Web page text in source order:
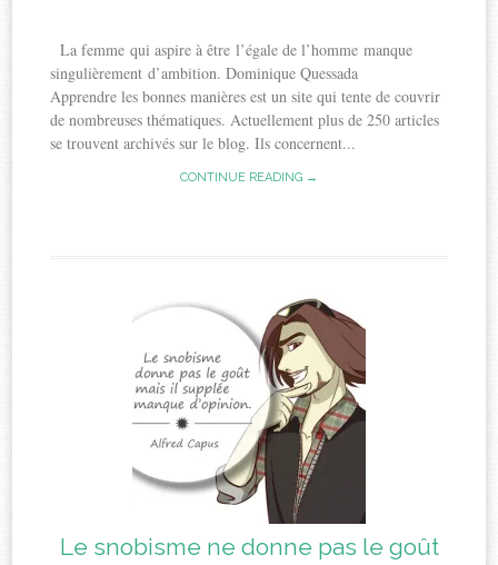
La femme qui aspire à être l’égale de l’homme manque
singulièrement d’ambition. Dominique Quessada
Apprendre les bonnes manières est un site qui tente de couvrir
de nombreuses thématiques. Actuellement plus de 250 articles
se trouvent archivés sur le blog. Ils concernent...
CONTINUE READING →
Le snobisme ne donne pas le goût